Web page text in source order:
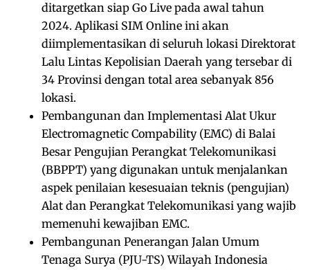
ditargetkan siap Go Live pada awal tahun
2024. Aplikasi SIM Online ini akan
diimplementasikan di seluruh lokasi Direktorat
Lalu Lintas Kepolisian Daerah yang tersebar di
34 Provinsi dengan total area sebanyak 856
lokasi.
Pembangunan dan Implementasi Alat Ukur
Electromagnetic Compability (EMC) di Balai
Besar Pengujian Perangkat Telekomunikasi
(BBPPT) yang digunakan untuk menjalankan
aspek penilaian kesesuaian teknis (pengujian)
Alat dan Perangkat Telekomunikasi yang wajib
memenuhi kewajiban EMC.
Pembangunan Penerangan Jalan Umum
Tenaga Surya (PJU-TS) Wilayah Indonesia